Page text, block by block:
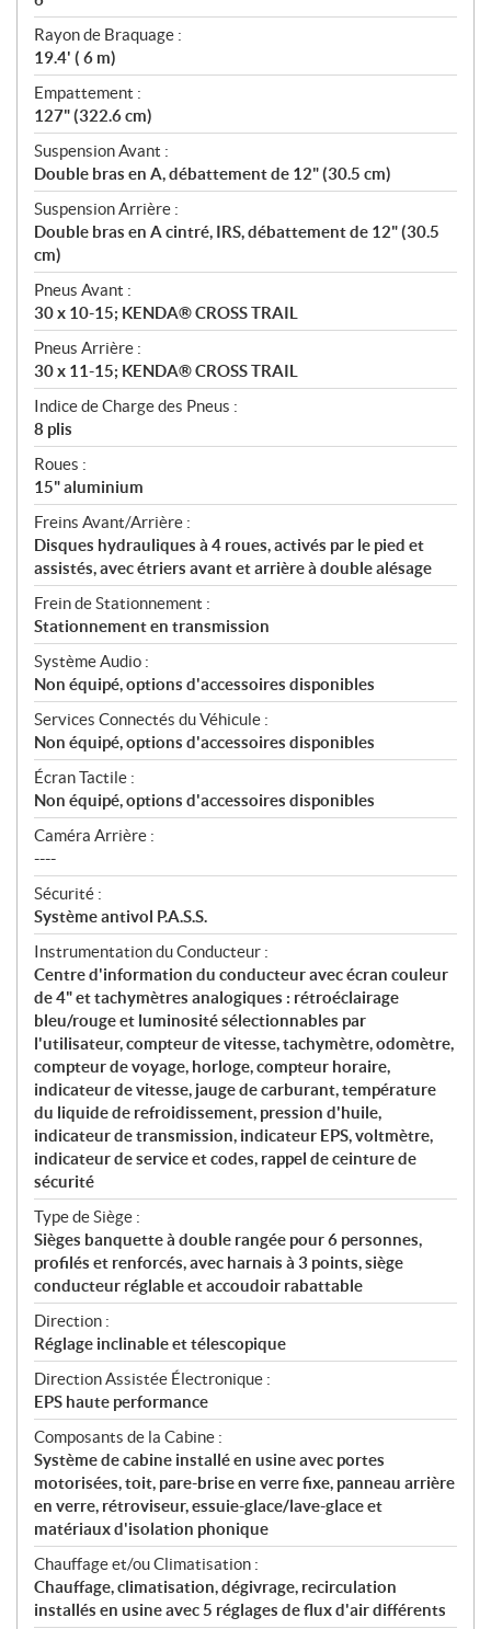
Rayon de Braquage :
19.4' ( 6 m)
Empattement :
127" (322.6 cm)
Suspension Avant :
Double bras en A, débattement de 12" (30.5 cm)
Suspension Arrière :
Double bras en A cintré, IRS, débattement de 12" (30.5
cm)
Pneus Avant :
30 x 10-15; KENDA® CROSS TRAIL
Pneus Arrière :
30 x 11-15; KENDA® CROSS TRAIL
Indice de Charge des Pneus :
8 plis
Roues :
15" aluminium
Freins Avant/Arrière :
Disques hydrauliques à 4 roues, activés par le pied et
assistés, avec étriers avant et arrière à double alésage
Frein de Stationnement :
Stationnement en transmission
Système Audio :
Non équipé, options d'accessoires disponibles
Services Connectés du Véhicule :
Non équipé, options d'accessoires disponibles
Écran Tactile :
Non équipé, options d'accessoires disponibles
Caméra Arrière :
----
Sécurité :
Système antivol P.A.S.S.
Instrumentation du Conducteur :
Centre d'information du conducteur avec écran couleur
de 4" et tachymètres analogiques : rétroéclairage
bleu/rouge et luminosité sélectionnables par
l'utilisateur, compteur de vitesse, tachymètre, odomètre,
compteur de voyage, horloge, compteur horaire,
indicateur de vitesse, jauge de carburant, température
du liquide de refroidissement, pression d'huile,
indicateur de transmission, indicateur EPS, voltmètre,
indicateur de service et codes, rappel de ceinture de
sécurité
Type de Siège :
Sièges banquette à double rangée pour 6 personnes,
profilés et renforcés, avec harnais à 3 points, siège
conducteur réglable et accoudoir rabattable
Direction :
Réglage inclinable et télescopique
Direction Assistée Électronique :
EPS haute performance
Composants de la Cabine :
Système de cabine installé en usine avec portes
motorisées, toit, pare-brise en verre fixe, panneau arrière
en verre, rétroviseur, essuie-glace/lave-glace et
matériaux d'isolation phonique
Chauffage et/ou Climatisation :
Chauffage, climatisation, dégivrage, recirculation
installés en usine avec 5 réglages de flux d'air différents